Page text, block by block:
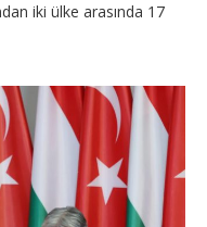
iki ülke arasında 17